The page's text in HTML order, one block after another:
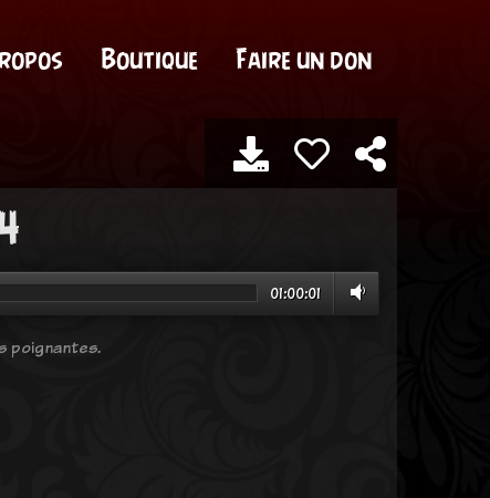
Boutique Faire un don
01:00:01
poignantes.